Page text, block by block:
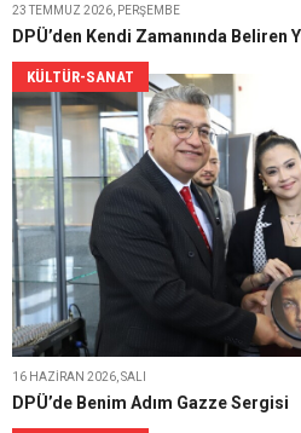
23 TEMMUZ 2026, PERŞEMBE
DPÜ’den Kendi Zamanında Beliren
KÜLTÜR-SANAT
16 HAZIRAN 2026, SALI
DPÜ’de Benim Adım Gazze Sergisi